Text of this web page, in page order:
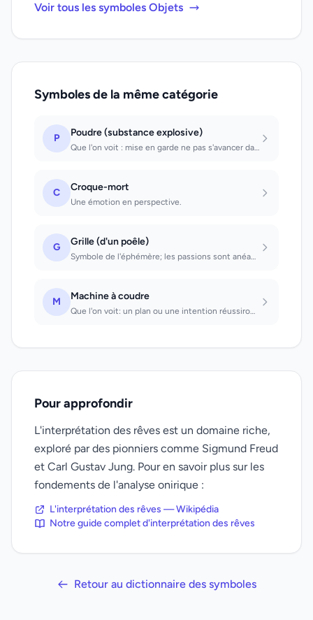
Voir tous les symboles Objets
Symboles de la même catégorie
P Poudre (substance explosive)
Que l'on voit : mise en garde ne pas s'avancer davantage dans une affaire. Que l...
C Croque-mort
Une émotion en perspective.
G Grille (d'un poêle)
Symbole de l'éphémère; les passions sont anéanties dans le feu qui brûle sur la...
M Machine à coudre
Que l'on voit: un plan ou une intention réussiront. Dont on se sert: beaucoup de...
Pour approfondir
L'interprétation des rêves est un domaine riche,
exploré par des pionniers comme Sigmund Freud
et Carl Gustav Jung. Pour en savoir plus sur les
fondements de l'analyse onirique :
L'interprétation des rêves — Wikipédia
Notre guide complet d'interprétation des rêves
Retour au dictionnaire des symboles